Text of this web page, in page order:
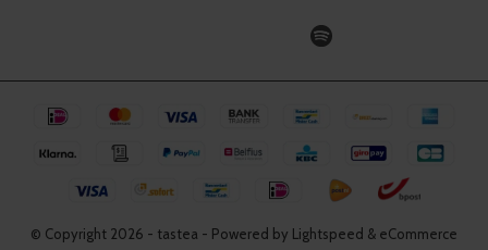
© Copyright 2026 - tastea - Powered by Lightspeed & eCommerce